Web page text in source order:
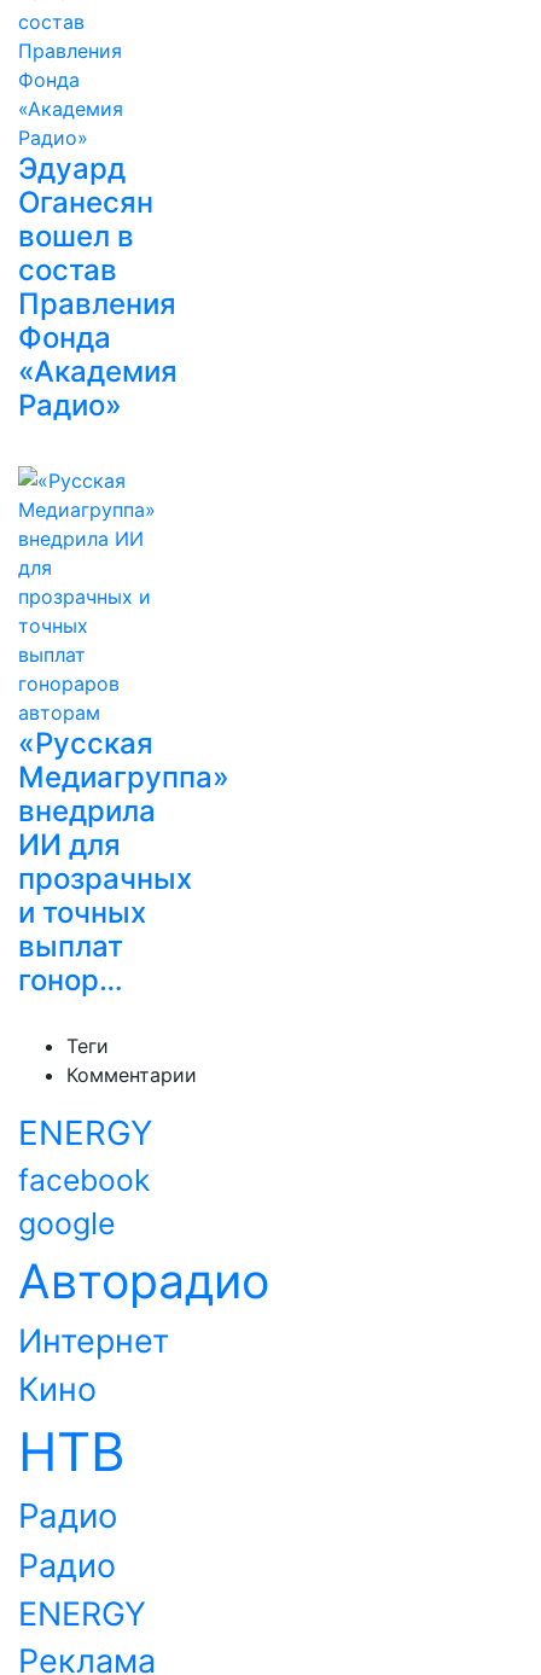
Эдуард
Оганесян
вошел в
состав
Правления
Фонда
«Академия
Радио»
«Русская
Медиагруппа»
внедрила
ИИ для
прозрачных
и точных
выплат
гонор…
Теги
Комментарии
ENERGY
facebook
google
Авторадио
Интернет
Кино
НТВ
Радио
Радио
ENERGY
Реклама